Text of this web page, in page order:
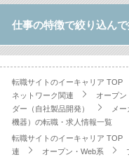
仕事の特徴で絞り込ん
転職サイトのイーキャリア TOP
ネットワーク関連
オープン
ダー（自社製品開発）
メー
機器）の転職・求人情報一覧
転職サイトのイーキャリア TOP
連
オープン・Web系